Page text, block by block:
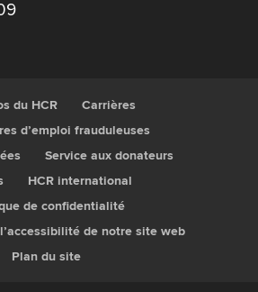
du HCR
Carrières
d’emploi frauduleuses
Service aux donateurs
HCR international
de confidentialité
de notre site web
Plan du site